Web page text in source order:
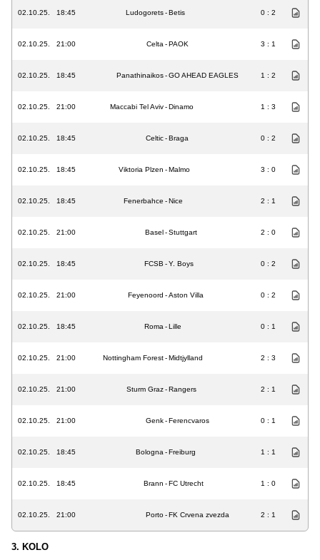
02.10.25. 18:45 Ludogorets-Betis 0 : 2
02.10.25. 21:00 Celta -PAOK 3 : 1
02.10.25. 18:45 Panathinaikos-GO AHEAD EAGLES 1 : 2
02.10.25. 21:00 Maccabi Tel Aviv-Dinamo 1 : 3
02.10.25. 18:45 Celtic-Braga 0 : 2
02.10.25. 18:45 Viktoria Plzen -Malmo 3 : 0
02.10.25. 18:45 Fenerbahce -Nice 2 : 1
02.10.25. 21:00 Basel-Stuttgart 2 : 0
02.10.25. 18:45 FCSB -Y. Boys 0 : 2
02.10.25. 21:00 Feyenoord -Aston Villa 0 : 2
02.10.25. 18:45 Roma -Lille 0 : 1
02.10.25. 21:00 Nottingham Forest-Midtjylland 2 : 3
02.10.25. 21:00 Sturm Graz-Rangers 2 : 1
02.10.25. 21:00 Genk-Ferencvaros 0 : 1
02.10.25. 18:45 Bologna -Freiburg 1 : 1
02.10.25. 18:45 Brann -FC Utrecht 1 : 0
02.10.25. 21:00 Porto-FK Crvena zvezda 2 : 1
3. KOLO